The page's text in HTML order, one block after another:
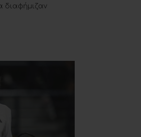
διαφήμιζαν